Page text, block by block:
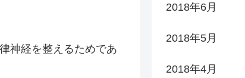
神経を整えるためであ
2018年6月
2018年5月
2018年4月